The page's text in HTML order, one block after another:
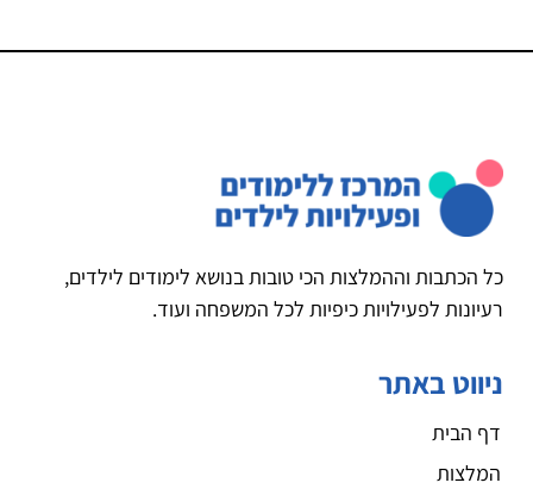
כל הכתבות וההמלצות הכי טובות בנושא לימודים לילדים,
רעיונות לפעילויות כיפיות לכל המשפחה ועוד.
ניווט באתר
דף הבית
המלצות